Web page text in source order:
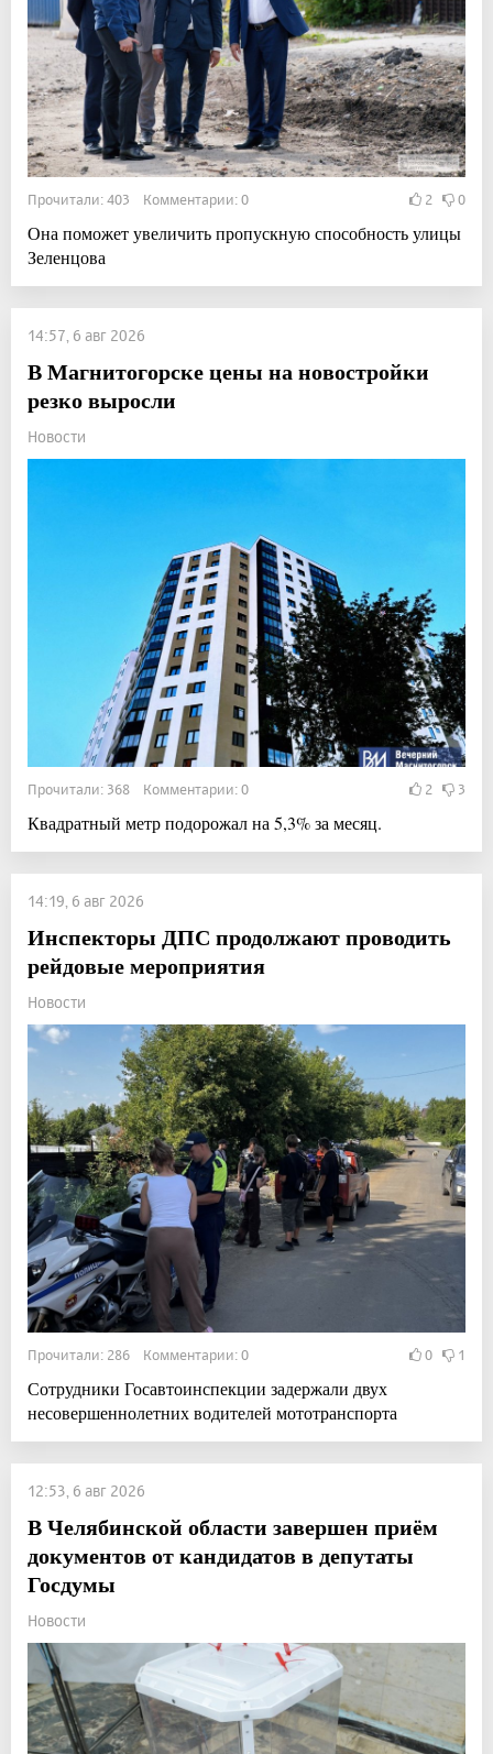
Прочитали: 403 Комментарии: 0 2 0
Она поможет увеличить пропускную способность улицы
Зеленцова
14:57, 6 авг 2026
В Магнитогорске цены на новостройки
резко выросли
Новости
Прочитали: 368 Комментарии: 0 2 3
Квадратный метр подорожал на 5,3% за месяц.
14:19, 6 авг 2026
Инспекторы ДПС продолжают проводить
рейдовые мероприятия
Новости
Прочитали: 286 Комментарии: 0 0 1
Сотрудники Госавтоинспекции задержали двух
несовершеннолетних водителей мототранспорта
12:53, 6 авг 2026
В Челябинской области завершен приём
документов от кандидатов в депутаты
Госдумы
Новости